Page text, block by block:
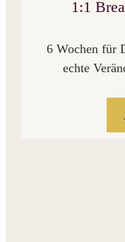
1:1
6 Wochen für
echte